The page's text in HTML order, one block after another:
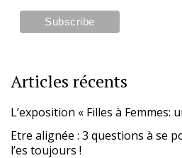
Articles récents
L’exposition « Filles à Femmes:
Etre alignée : 3 questions à se
l’es toujours !